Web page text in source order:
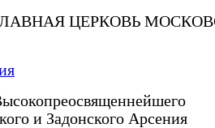
ЦЕРКОВЬ
и Задонского Арсения